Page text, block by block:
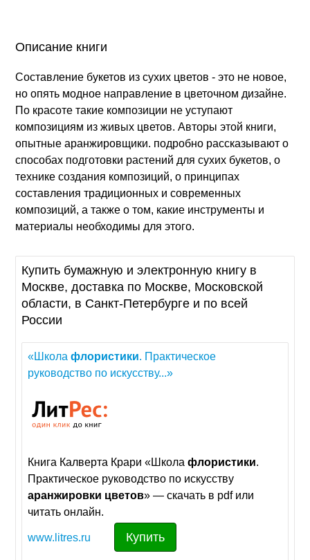
Описание книги
Составление букетов из сухих цветов - это не новое,
но опять модное направление в цветочном дизайне.
По красоте такие композиции не уступают
композициям из живых цветов. Авторы этой книги,
опытные аранжировщики. подробно рассказывают о
способах подготовки растений для сухих букетов, о
технике создания композиций, о принципах
составления традиционных и современных
композиций, а также о том, какие инструменты и
материалы необходимы для этого.
Купить бумажную и электронную книгу в
Москве, доставка по Москве, Московской
области, в Санкт-Петербурге и по всей
России
«Школафлористики. Практическое
руководство по искусству...»
Книга Калверта Крари «Школафлористики.
Практическое руководство по искусству
аранжировки цветов» — скачать в pdf или
читать онлайн.
www.litres.ru Купить